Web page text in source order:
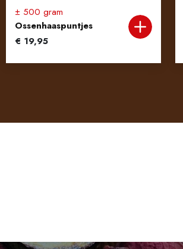
± 500 gram
Ossenhaaspuntjes
€ 19,95